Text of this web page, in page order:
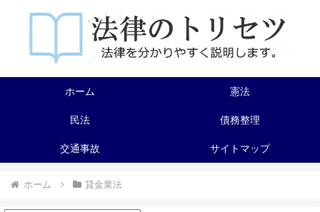
ホーム 憲法
民法 債務整理
交通事故 サイトマップ
ホーム 貸金業法